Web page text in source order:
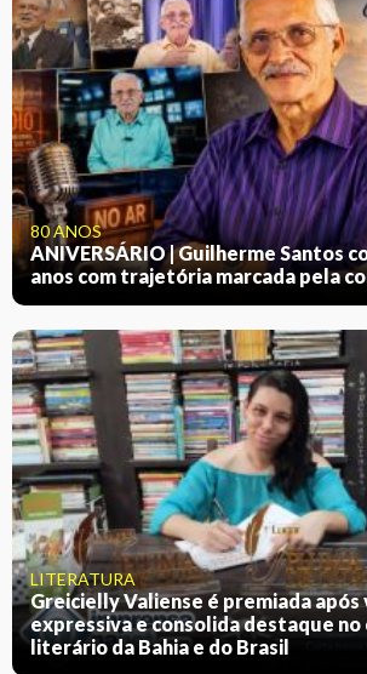
80 ANOS
ANIVERSÁRIO | Guilherme Santos
anos com trajetória marcada pela
LITERATURA
Greicielly Valiense é premiada após
expressiva e consolida destaque no
literário da Bahia e do Brasil